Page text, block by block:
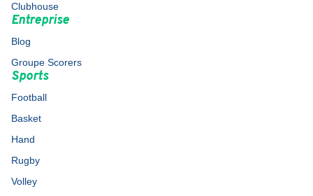
Clubhouse
Entreprise
Blog
Groupe Scorers
Sports
Football
Basket
Hand
Rugby
Volley